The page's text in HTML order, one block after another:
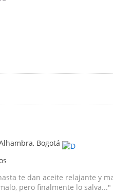
, Bogotá
te dan aceite relajante y
pero finalmente lo salva..."